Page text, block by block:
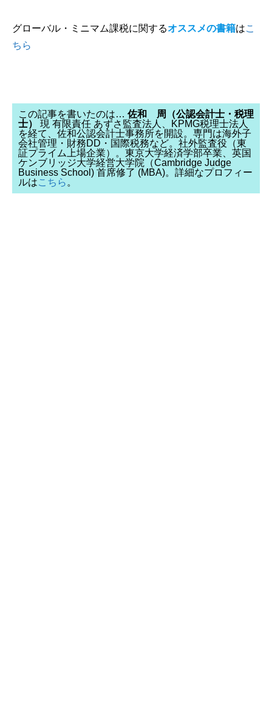
グローバル・ミニマム課税に関するオススメの書籍はこ
ちら
この記事を書いたのは… 佐和 周（公認会計士・税理
士）
現 有限責任 あずさ監査法人、KPMG税理士法人
を経て、佐和公認会計士事務所を開設。専門は海外子
会社管理・財務DD・国際税務など。社外監査役（東
証プライム上場企業）。東京大学経済学部卒業、英国
ケンブリッジ大学経営大学院（Cambridge Judge
Business School) 首席修了 (MBA)。詳細なプロフィー
ルはこちら 。